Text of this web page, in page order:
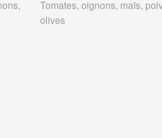
Tomates, oignons, maïs,
olives